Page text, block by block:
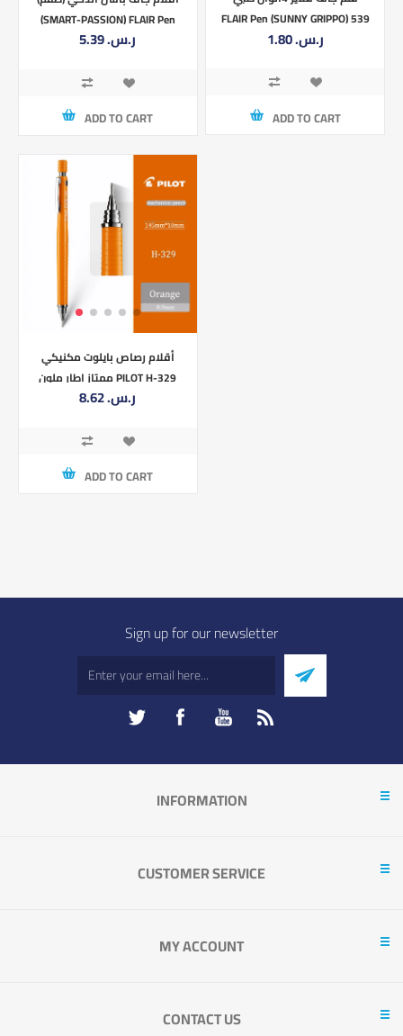
(SMART-PASSION) FLAIR Pen
5.39 ر.س.‏
ADD TO CART
FLAIR Pen (SUNNY GRIPPO) 539
1.80 ر.س.‏
ADD TO CART
أقلام رصاص بايلوت مكنيكي
ممتاز اطار ملون PILOT H-329
0.9MM
8.62 ر.س.‏
ADD TO CART
Sign up for our newsletter
INFORMATION
CUSTOMER SERVICE
MY ACCOUNT
CONTACT US